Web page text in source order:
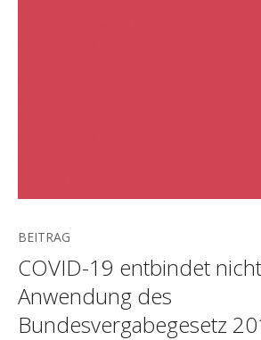
BEITRAG
COVID-19 entbindet
Anwendung des
Bundesvergabegesetz